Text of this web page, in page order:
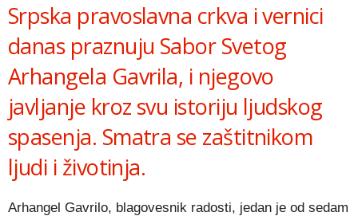
Srpska pravoslavna crkva i vernici
danas praznuju Sabor Svetog
Arhangela Gavrila, i njegovo
javljanje kroz svu istoriju ljudskog
spasenja. Smatra se zaštitnikom
ljudi i životinja.
Arhangel Gavrilo, blagovesnik radosti, jedan je od sedam